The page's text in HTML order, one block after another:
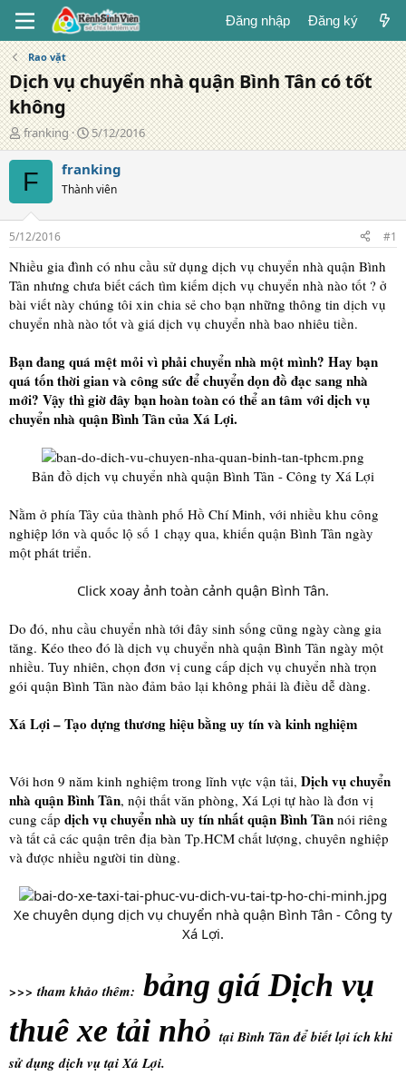
Đăng nhập Đăng ký
Rao vặt
Dịch vụ chuyển nhà quận Bình Tân có tốt
không
T
á
c
g
ả
franking
N
g
à
đ
g
5/12/2016
F franking
Thành viên
5/12/2016 #1
Nhiều gia đình có nhu cầu sử dụng dịch vụ chuyển nhà quận Bình
Tân nhưng chưa biết cách tìm kiếm dịch vụ chuyển nhà nào tốt ? ở
bài viết này chúng tôi xin chia sẻ cho bạn những thông tin dịch vụ
chuyển nhà nào tốt và giá dịch vụ chuyển nhà bao nhiêu tiền.
Bạn đang quá mệt mỏi vì phải chuyển nhà một mình? Hay bạn
quá tốn thời gian và công sức để chuyển dọn đồ đạc sang nhà
mới? Vậy thì giờ đây bạn hoàn toàn có thể an tâm với dịch vụ
chuyển nhà quận Bình Tân của Xá Lợi.
Bản đồ dịch vụ chuyển nhà quận Bình Tân - Công ty Xá Lợi
Nằm ở phía Tây của thành phố Hồ Chí Minh, với nhiều khu công
nghiệp lớn và quốc lộ số 1 chạy qua, khiến quận Bình Tân ngày
một phát triển.
Click xoay ảnh toàn cảnh quận Bình Tân.​
Do đó, nhu cầu chuyển nhà tới đây sinh sống cũng ngày càng gia
tăng. Kéo theo đó là dịch vụ chuyển nhà quận Bình Tân ngày một
nhiều. Tuy nhiên, chọn đơn vị cung cấp dịch vụ chuyển nhà trọn
gói quận Bình Tân nào đảm bảo lại không phải là điều dễ dàng.
Xá Lợi – Tạo dựng thương hiệu bằng uy tín và kinh nghiệm
Với hơn 9 năm kinh nghiệm trong lĩnh vực vận tải, Dịch vụ chuyển
nhà quận Bình Tân, nội thất văn phòng, Xá Lợi tự hào là đơn vị
cung cấp dịch vụ chuyển nhà uy tín nhất quận Bình Tân nói riêng
và tất cả các quận trên địa bàn Tp.HCM chất lượng, chuyên nghiệp
và được nhiều người tin dùng.
Xe chuyên dụng dịch vụ chuyển nhà quận Bình Tân - Công ty
Xá Lợi.​
>>> tham khảo thêm: bảng giá Dịch vụ
thuê xe tải nhỏ tại Bình Tân để biết lợi ích khi
sử dụng dịch vụ tại Xá Lợi.